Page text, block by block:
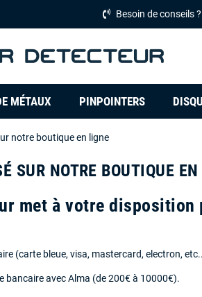
Besoin de conseils
MÉTAUX PINPOINTERS
notre boutique en ligne
SUR NOTRE BOUTIQUE
met à votre disposition
(carte bleue, visa, mastercard, electron,
bancaire avec Alma (de 200€ à 10000€).